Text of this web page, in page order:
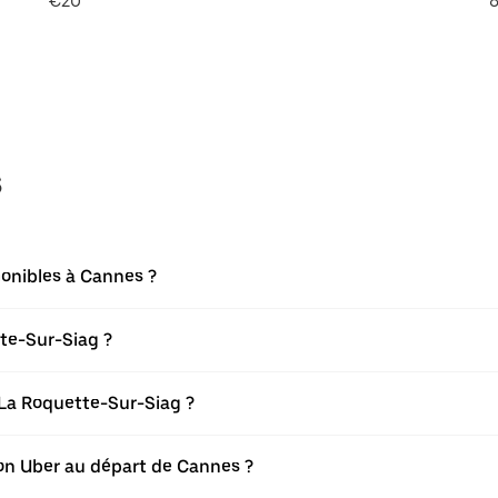
à Cannes ?
Sur-Siag ?
Roquette-Sur-Siag ?
Uber au départ de Cannes ?